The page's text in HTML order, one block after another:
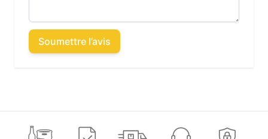
Soumettre l’avis